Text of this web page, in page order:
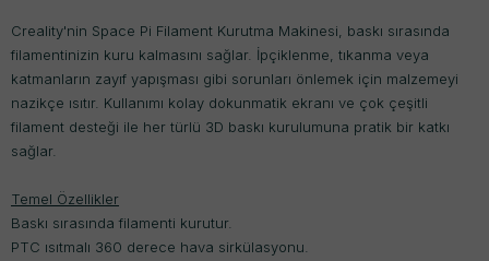
Creality'nin Space Pi Filament Kurutma Makinesi, baskı sırasında
filamentinizin kuru kalmasını sağlar. İpçiklenme, tıkanma veya
katmanların zayıf yapışması gibi sorunları önlemek için malzemeyi
nazikçe ısıtır. Kullanımı kolay dokunmatik ekranı ve çok çeşitli
filament desteği ile her türlü 3D baskı kurulumuna pratik bir katkı
sağlar.
Temel Özellikler
Baskı sırasında filamenti kurutur.
PTC ısıtmalı 360 derece hava sirkülasyonu.